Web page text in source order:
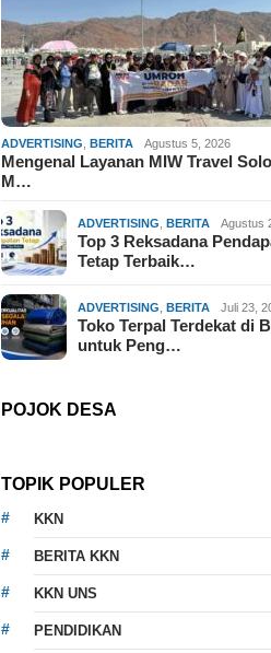
ADVERTISING ,BERITA Agustus 5, 2026
Mengenal Layanan MIW Travel
M…
ADVERTISING ,BERITA Agustus
Top 3 Reksadana
Tetap Terbaik…
ADVERTISING ,BERITA Juli 23,
Toko Terpal Terdekat di
untuk Peng…
POJOK DESA
TOPIK POPULER
KKN
BERITA KKN
KKN UNS
PENDIDIKAN